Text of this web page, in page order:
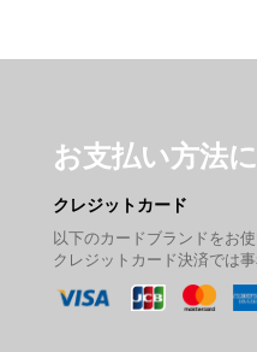
お支払い方法
クレジットカード
以下のカードブランドをお使
クレジットカード決済では